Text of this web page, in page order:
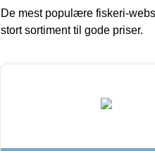
De mest populære fiskeri-
stort sortiment til gode priser.